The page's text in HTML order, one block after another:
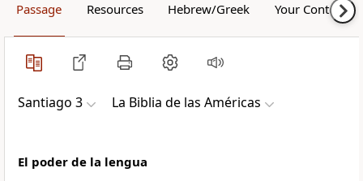
Passage Resources Hebrew/Greek Your Content
Santiago 3 La Biblia de las Américas
El poder de la lengua